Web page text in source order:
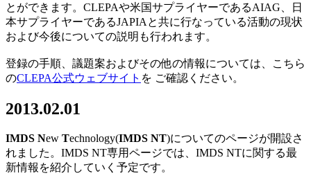
とができます。CLEPAや米国サプライヤーであるAIAG、日
本サプライヤーであるJAPIAと共に行なっている活動の現状
および今後についての説明も行われます。
登録の手順、議題案およびその他の情報については、こちら
のCLEPA公式ウェブサイト を ご確認ください。
2013.02.01
IMDS New Technology(IMDS NT)についてのページが開設さ
れました。IMDS NT専用ページでは、IMDS NTに関する最
新情報を紹介していく予定です。